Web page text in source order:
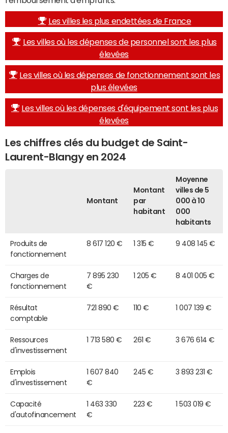
Les villes les plus endettées de France
Les villes où les dépenses de personnel sont les plus
élevées
Les villes où les dépenses de fonctionnement sont les
plus élevées
Les villes où les dépenses d'équipement sont les plus
élevées
Les chiffres clés du budget de Saint-
Laurent-Blangy en 2024
Montant
Montant
par
habitant
Moyenne
villes de 5
000 à 10
000
habitants
Produits de
fonctionnement
8 617 120 € 1 315 € 9 408 145 €
Charges de
fonctionnement
7 895 230
€
1 205 € 8 401 005 €
Résultat
comptable
721 890 € 110 € 1 007 139 €
Ressources
d'investissement
1 713 580 € 261 € 3 676 614 €
Emplois
d'investissement
1 607 840
€
245 € 3 893 231 €
Capacité
d'autofinancement
1 463 330
€
223 € 1 503 019 €